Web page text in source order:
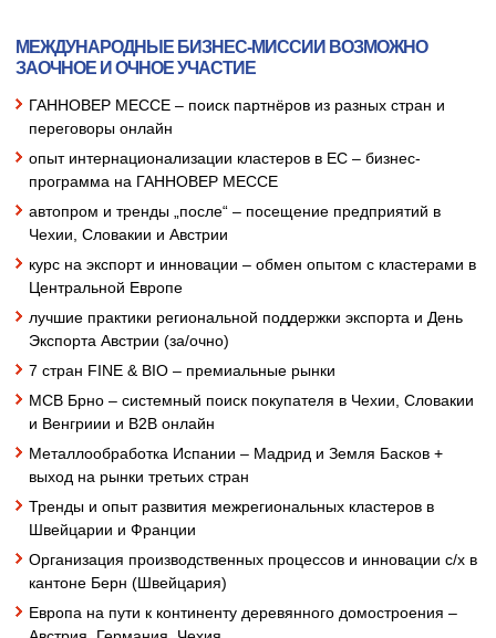
МЕЖДУНАРОДНЫЕ БИЗНЕС-МИССИИ ВОЗМОЖНО
ЗАОЧНОЕ И ОЧНОЕ УЧАСТИЕ
ГАННОВЕР МЕССЕ – поиск партнёров из разных стран и
переговоры онлайн
опыт интернационализации кластеров в ЕС – бизнес-
программа на ГАННОВЕР МЕССЕ
автопром и тренды „после“ – посещение предприятий в
Чехии, Словакии и Австрии
курс на экспорт и инновации – обмен опытом с кластерами в
Центральной Европе
лучшие практики региональной поддержки экспорта и День
Экспорта Австрии (за/очно)
7 стран FINE & BIO – премиальные рынки
МСВ Брно – системный поиск покупателя в Чехии, Словакии
и Венгриии и В2В онлайн
Металлообработка Испании – Мадрид и Земля Басков +
выход на рынки третьих стран
Тренды и опыт развития межрегиональных кластеров в
Швейцарии и Франции
Организация производственных процессов и инновации с/х в
кантоне Берн (Швейцария)
Европа на пути к континенту деревянного домостроения –